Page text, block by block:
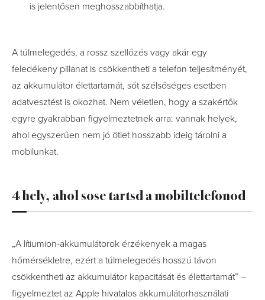
is jelentősen meghosszabbíthatja.
A túlmelegedés, a rossz szellőzés vagy akár egy
feledékeny pillanat is csökkentheti a telefon teljesítményét,
az akkumulátor élettartamát, sőt szélsőséges esetben
adatvesztést is okozhat. Nem véletlen, hogy a szakértők
egyre gyakrabban figyelmeztetnek arra: vannak helyek,
ahol egyszerűen nem jó ötlet hosszabb ideig tárolni a
mobilunkat.
4 hely, ahol sose tartsd a mobiltelefonod
„A lítiumion-akkumulátorok érzékenyek a magas
hőmérsékletre, ezért a túlmelegedés hosszú távon
csökkentheti az akkumulátor kapacitását és élettartamát” –
figyelmeztet az Apple hivatalos akkumulátorhasználati